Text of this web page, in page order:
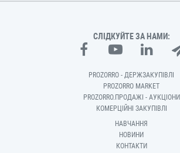
СЛІДКУЙТЕ ЗА НАМИ:
PROZORRO - ДЕРЖЗАКУПІВЛІ
PROZORRO MARKET
PROZORRO.ПРОДАЖІ - АУКЦІОНИ
КОМЕРЦІЙНІ ЗАКУПІВЛІ
НАВЧАННЯ
НОВИНИ
КОНТАКТИ